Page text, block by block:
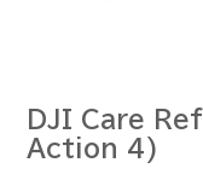
DJI Care
Action 4)